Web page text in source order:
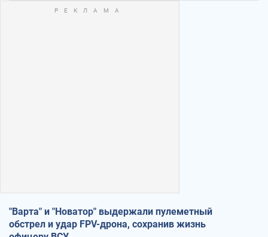
"Варта" и "Новатор" выдержали пулеметный
обстрел и удар FPV-дрона, сохранив жизнь